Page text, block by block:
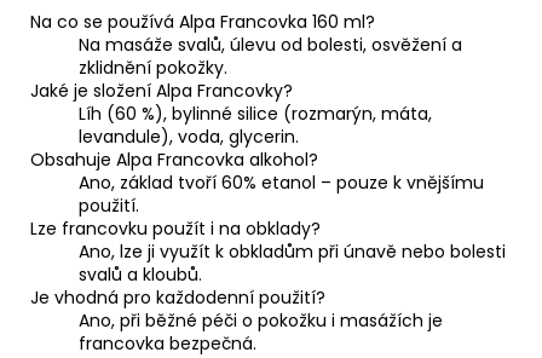
Na co se používá Alpa Francovka 160 ml?
Na masáže svalů, úlevu od bolesti, osvěžení a
zklidnění pokožky.
Jaké je složení Alpa Francovky?
Líh (60 %), bylinné silice (rozmarýn, máta,
levandule), voda, glycerin.
Obsahuje Alpa Francovka alkohol?
Ano, základ tvoří 60% etanol – pouze k vnějšímu
použití.
Lze francovku použít i na obklady?
Ano, lze ji využít k obkladům při únavě nebo bolesti
svalů a kloubů.
Je vhodná pro každodenní použití?
Ano, při běžné péči o pokožku i masážích je
francovka bezpečná.